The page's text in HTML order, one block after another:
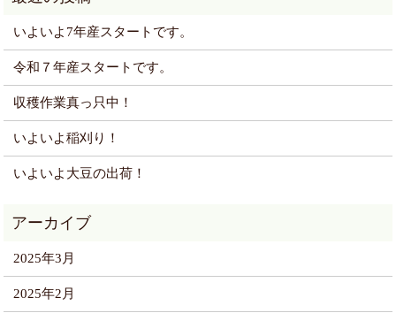
いよいよ7年産スタートです。
令和７年産スタートです。
収穫作業真っ只中！
いよいよ稲刈り！
いよいよ大豆の出荷！
2025年3月
2025年2月